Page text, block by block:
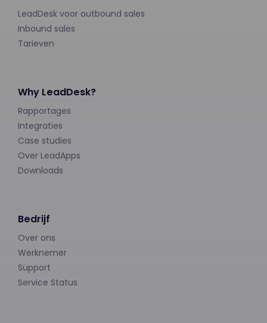
LeadDesk voor outbound sales
Inbound sales
Tarieven
Why LeadDesk?
Rapportages
Integraties
Case studies
Over LeadApps
Downloads
Bedrijf
Over ons
Werknemer
Support
Service Status